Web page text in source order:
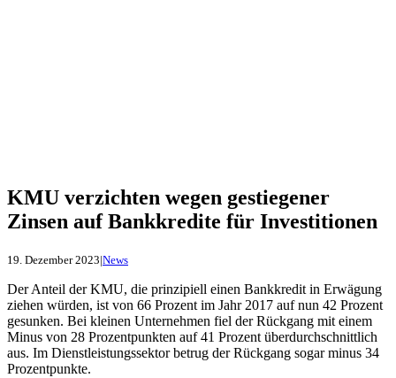
KMU verzichten wegen gestiegener
Zinsen auf Bankkredite für Investitionen
19. Dezember 2023|News
Der Anteil der KMU, die prinzipiell einen Bankkredit in Erwägung
ziehen würden, ist von 66 Prozent im Jahr 2017 auf nun 42 Prozent
gesunken. Bei kleinen Unternehmen fiel der Rückgang mit einem
Minus von 28 Prozentpunkten auf 41 Prozent überdurchschnittlich
aus. Im Dienstleistungssektor betrug der Rückgang sogar minus 34
Prozentpunkte.